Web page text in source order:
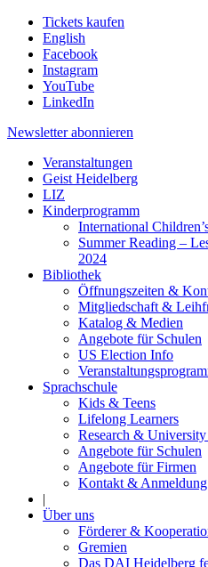
Tickets kaufen
English
Facebook
Instagram
YouTube
LinkedIn
Newsletter abonnieren
Veranstaltungen
Geist Heidelberg
LIZ
Kinderprogramm
International
Summer Reading –
2024
Bibliothek
Öffnungszeiten &
Mitgliedschaft &
Katalog & Medien
Angebote für Schulen
US Election Info
Sprachschule
Kids & Teens
Lifelong Learners
Research &
Angebote für Schulen
Angebote für Firmen
Kontakt & Anmeldung
|
Über uns
Förderer &
Gremien
Das DAI Heidelberg